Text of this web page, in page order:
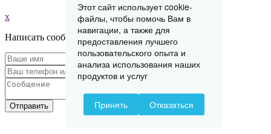
x
Написать сообщение
Отправить
Этот сайт использует cookie-
файлы, чтобы помочь Вам в
навигации, а также для
предоставления лучшего
пользовательского опыта и
анализа использования наших
продуктов и услуг
Принять Отказаться